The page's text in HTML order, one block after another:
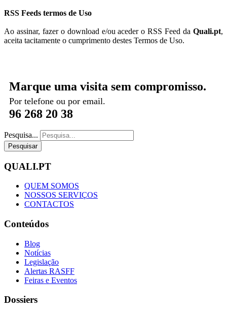
RSS Feeds termos de Uso
Ao assinar, fazer o download e/ou aceder o RSS Feed da Quali.pt,
aceita tacitamente o cumprimento destes Termos de Uso.
Marque uma visita sem compromisso.
Por telefone ou por email.
96 268 20 38
Pesquisa...
Pesquisar
QUALI.PT
QUEM SOMOS
NOSSOS SERVIÇOS
CONTACTOS
Conteúdos
Blog
Notícias
Legislação
Alertas RASFF
Feiras e Eventos
Dossiers